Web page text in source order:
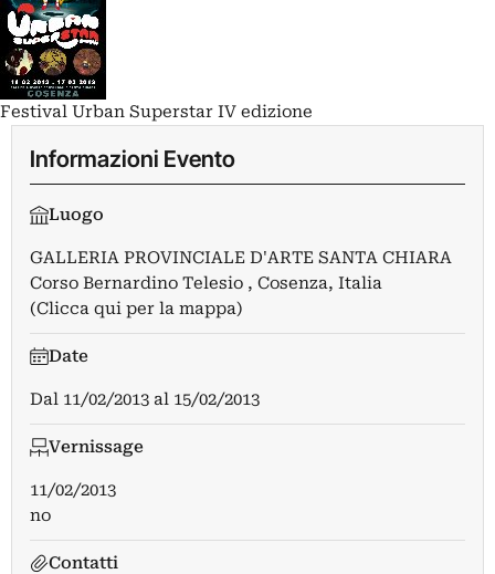
Festival Urban Superstar IV edizione
Informazioni Evento
Luogo
GALLERIA PROVINCIALE D'ARTE SANTA CHIARA
Corso Bernardino Telesio , Cosenza, Italia
(Clicca qui per la mappa)
Date
Dal 11/02/2013 al 15/02/2013
Vernissage
11/02/2013
no
Contatti